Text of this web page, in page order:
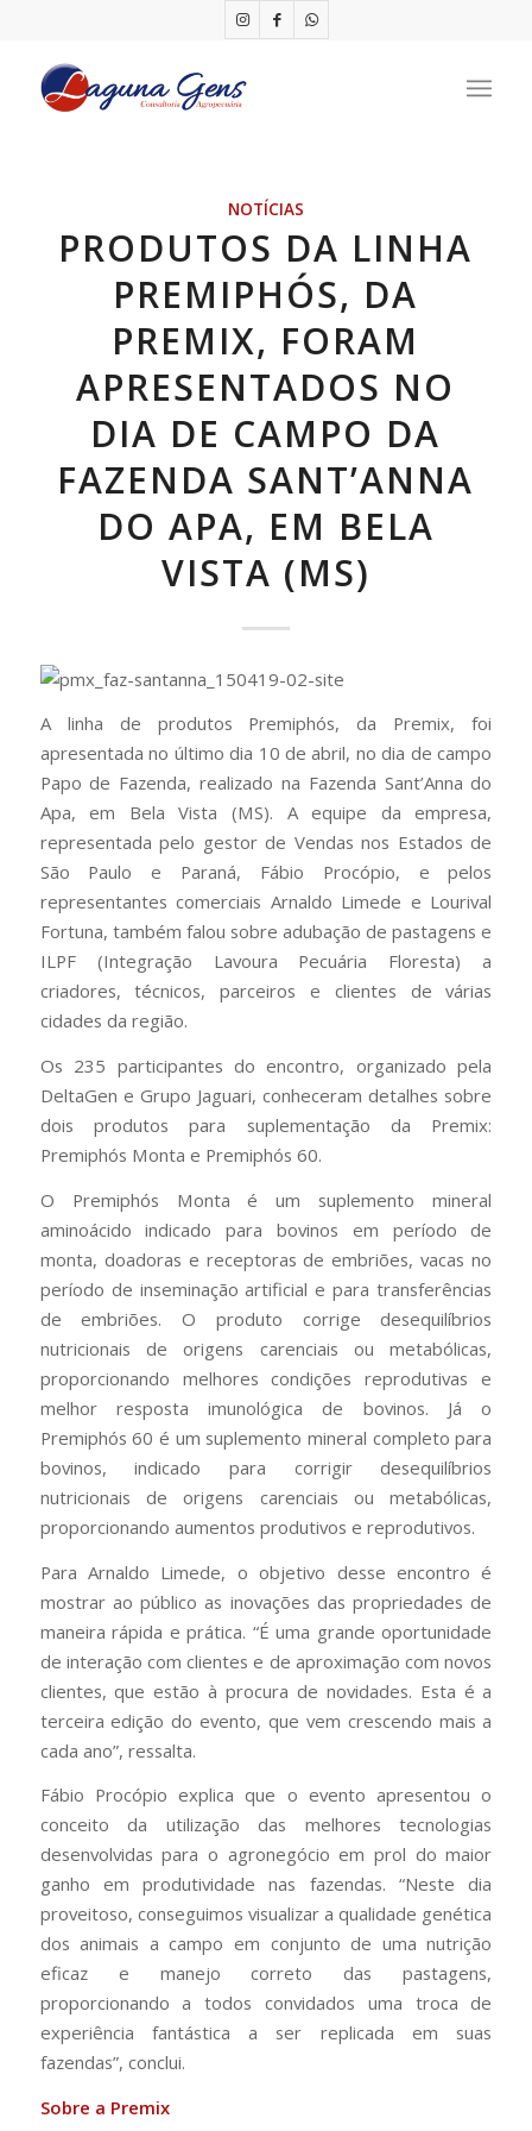
NOTÍCIAS
PRODUTOS DA LINHA
PREMIPHÓS, DA
PREMIX, FORAM
APRESENTADOS NO
DIA DE CAMPO DA
FAZENDA SANT’ANNA
DO APA, EM BELA
VISTA (MS)
A linha de produtos Premiphós, da Premix, foi
apresentada no último dia 10 de abril, no dia de campo
Papo de Fazenda, realizado na Fazenda Sant’Anna do
Apa, em Bela Vista (MS). A equipe da empresa,
representada pelo gestor de Vendas nos Estados de
São Paulo e Paraná, Fábio Procópio, e pelos
representantes comerciais Arnaldo Limede e Lourival
Fortuna, também falou sobre adubação de pastagens e
ILPF (Integração Lavoura Pecuária Floresta) a
criadores, técnicos, parceiros e clientes de várias
cidades da região.
Os 235 participantes do encontro, organizado pela
DeltaGen e Grupo Jaguari, conheceram detalhes sobre
dois produtos para suplementação da Premix:
Premiphós Monta e Premiphós 60.
O Premiphós Monta é um suplemento mineral
aminoácido indicado para bovinos em período de
monta, doadoras e receptoras de embriões, vacas no
período de inseminação artificial e para transferências
de embriões. O produto corrige desequilíbrios
nutricionais de origens carenciais ou metabólicas,
proporcionando melhores condições reprodutivas e
melhor resposta imunológica de bovinos. Já o
Premiphós 60 é um suplemento mineral completo para
bovinos, indicado para corrigir desequilíbrios
nutricionais de origens carenciais ou metabólicas,
proporcionando aumentos produtivos e reprodutivos.
Para Arnaldo Limede, o objetivo desse encontro é
mostrar ao público as inovações das propriedades de
maneira rápida e prática. “É uma grande oportunidade
de interação com clientes e de aproximação com novos
clientes, que estão à procura de novidades. Esta é a
terceira edição do evento, que vem crescendo mais a
cada ano”, ressalta.
Fábio Procópio explica que o evento apresentou o
conceito da utilização das melhores tecnologias
desenvolvidas para o agronegócio em prol do maior
ganho em produtividade nas fazendas. “Neste dia
proveitoso, conseguimos visualizar a qualidade genética
dos animais a campo em conjunto de uma nutrição
eficaz e manejo correto das pastagens,
proporcionando a todos convidados uma troca de
experiência fantástica a ser replicada em suas
fazendas”, conclui.
Sobre a Premix